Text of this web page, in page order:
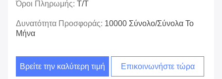
Όροι Πληρωμής: T/T
Δυνατότητα Προσφοράς: 10000 Σύνολο/σύνολα Το
Μήνα
Βρείτε την καλύτερη τιμή Επικοινωνήστε τώρα